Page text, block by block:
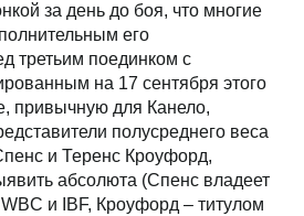
за день до боя, что многие
его
третьим поединком с
на 17 сентября этого
привычную для Канело,
полусреднего веса
и Теренс Кроуфорд,
абсолюта (Спенс владеет
и IBF, Кроуфорд – титулом